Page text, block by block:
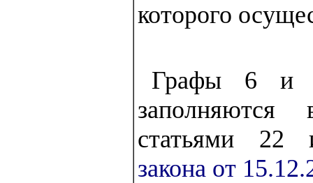
которого
Графы 6 и
заполняются
статьями
закона от